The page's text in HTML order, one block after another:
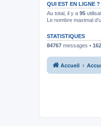
QUI EST EN LIGNE ?
Au total, il y a 95
Le nombre maximal
STATISTIQUES
84767 messages •
Accueil